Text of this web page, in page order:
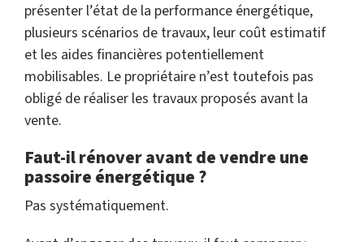
présenter l’état de la performance énergétique,
plusieurs scénarios de travaux, leur coût estimatif
et les aides financières potentiellement
mobilisables. Le propriétaire n’est toutefois pas
obligé de réaliser les travaux proposés avant la
vente.
Faut-il rénover avant de vendre une
passoire énergétique ?
Pas systématiquement.